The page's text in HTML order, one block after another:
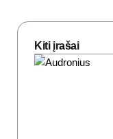
Kiti įrašai